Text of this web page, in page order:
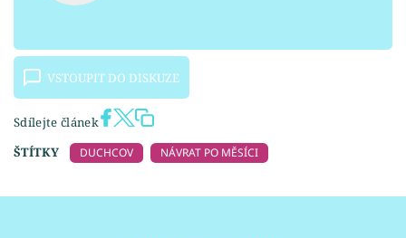
VSTOUPIT DO DISKUZE
Sdílejte článek
ŠTÍTKY
DUCHCOV NÁVRAT PO MĚSÍCI